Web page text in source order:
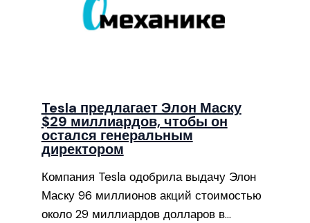
Tesla предлагает Элон Маску
$29 миллиардов, чтобы он
остался генеральным
директором
Компания Tesla одобрила выдачу Элон
Маску 96 миллионов акций стоимостью
около 29 миллиардов долларов в…